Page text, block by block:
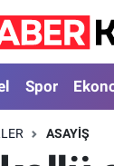
Spor
ASAYIŞ
Vakitleri